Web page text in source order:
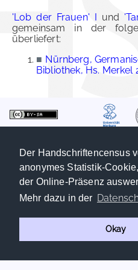
Der Handschriftencensus
anonymes Statistik-
der Online-Präsenz
Mehr dazu in der
Okay
'Lob der Frauen' I und
gemeinsam in der
überliefert:
■ Nürnberg,
Bibliothek, Hs. Merkel